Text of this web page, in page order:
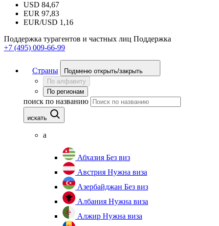
USD 84,67
EUR 97,83
EUR/USD 1,16
Поддержка турагентов и частных лиц Поддержка
+7 (495) 009-66-99
Страны
Подменю открыть/закрыть
По алфавиту
По регионам
поиск по названию
искать
а
Абхазия Без виз
Австрия Нужна виза
Азербайджан Без виз
Албания Нужна виза
Алжир Нужна виза